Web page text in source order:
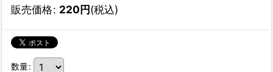
販売価格: 220円(税込)
数量: